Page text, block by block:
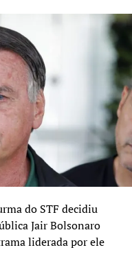
estimular as
a 8 anos. A partir dos
entre
“Nestas faixas de
Queremos estimular
Salle em evento na
de viagens para
do STF decidiu
Jair Bolsonaro
liderada por ele